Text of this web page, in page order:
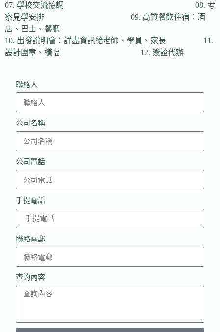
07. 學校交流協調 08. 考
察見學安排 09. 高質餐飲住宿：酒
店、巴士、餐廳
10. 出發說明會：詳盡資訊給老師、學員、家長 11.
設計團章、橫幅 12. 簽證代辦
聯絡人
公司名稱
公司電話
手提電話
聯絡電郵
查詢內容